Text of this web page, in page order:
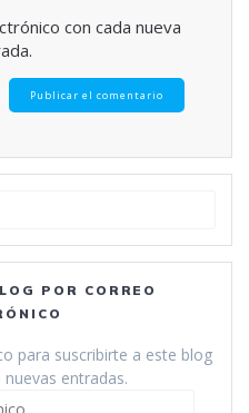
con cada nueva
POR CORREO
para suscribirte a este blog
entradas.
Dirección